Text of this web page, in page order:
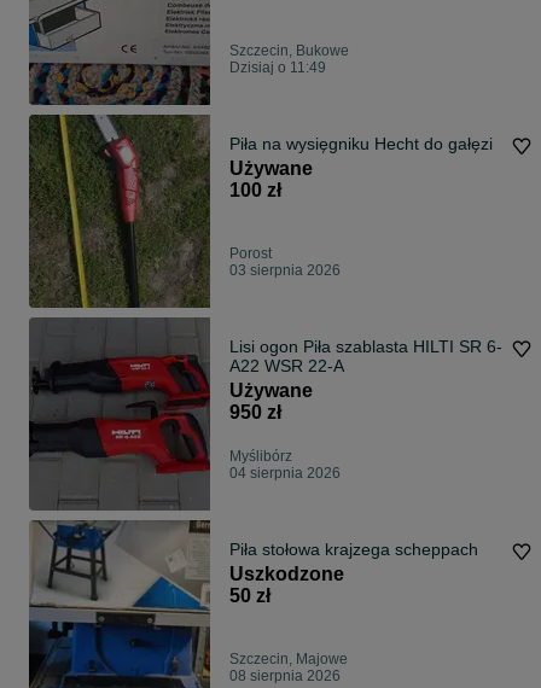
Szczecin, Bukowe
Dzisiaj o 11:49
Piła na wysięgniku Hecht do gałęzi
Używane
100 zł
Porost
03 sierpnia 2026
Lisi ogon Piła szablasta HILTI SR 6-
A22 WSR 22-A
Używane
950 zł
Myślibórz
04 sierpnia 2026
Piła stołowa krajzega scheppach
Uszkodzone
50 zł
Szczecin, Majowe
08 sierpnia 2026